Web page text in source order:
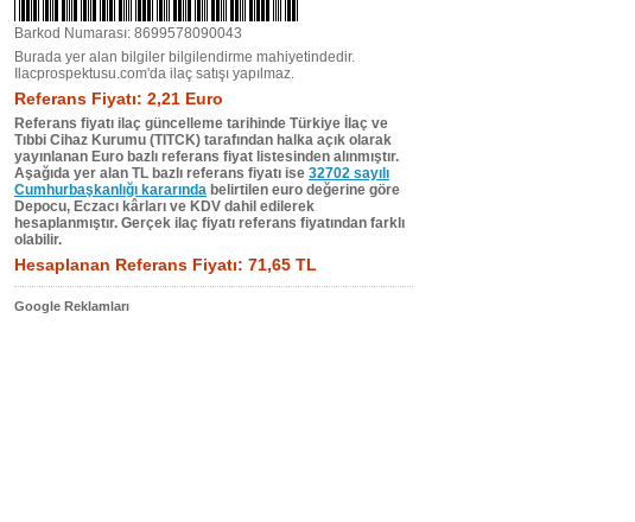
Barkod Numarası: 8699578090043
Burada yer alan bilgiler bilgilendirme mahiyetindedir.
Ilacprospektusu.com'da ilaç satışı yapılmaz.
Referans Fiyatı: 2,21 Euro
Referans fiyatı ilaç güncelleme tarihinde Türkiye İlaç ve
Tıbbi Cihaz Kurumu (TITCK) tarafından halka açık olarak
yayınlanan Euro bazlı referans fiyat listesinden alınmıştır.
Aşağıda yer alan TL bazlı referans fiyatı ise 32702 sayılı
Cumhurbaşkanlığı kararında belirtilen euro değerine göre
Depocu, Eczacı kârları ve KDV dahil edilerek
hesaplanmıştır. Gerçek ilaç fiyatı referans fiyatından farklı
olabilir.
Hesaplanan Referans Fiyatı: 71,65 TL
Google Reklamları